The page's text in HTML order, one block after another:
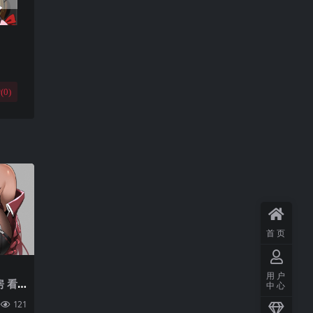
0)
看
121
首页
用户
中心